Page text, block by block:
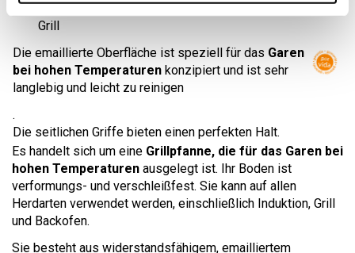
Servieren von Speisen direkt auf dem Tisch mit dem
Grill
Die emaillierte Oberfläche ist speziell für das Garen
bei hohen Temperaturen konzipiert und ist sehr
langlebig und leicht zu reinigen
.
Die seitlichen Griffe bieten einen perfekten Halt.
Es handelt sich um eine Grillpfanne, die für das Garen bei
hohen Temperaturen ausgelegt ist. Ihr Boden ist
verformungs- und verschleißfest. Sie kann auf allen
Herdarten verwendet werden, einschließlich Induktion, Grill
und Backofen.
Sie besteht aus widerstandsfähigem, emailliertem